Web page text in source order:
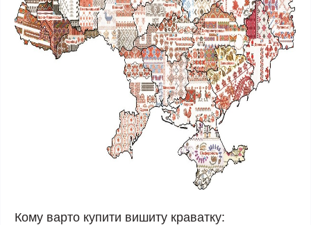
Кому варто купити вишиту краватку: